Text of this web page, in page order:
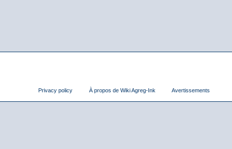
Privacy policy À propos de Wiki Agreg-Ink Avertissements